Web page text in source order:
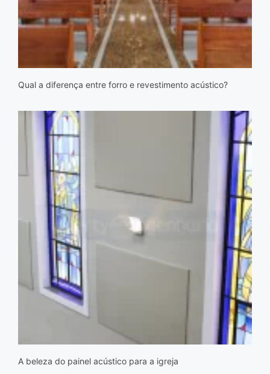
Qual a diferença entre forro e revestimento acústico?
A beleza do painel acústico para a igreja